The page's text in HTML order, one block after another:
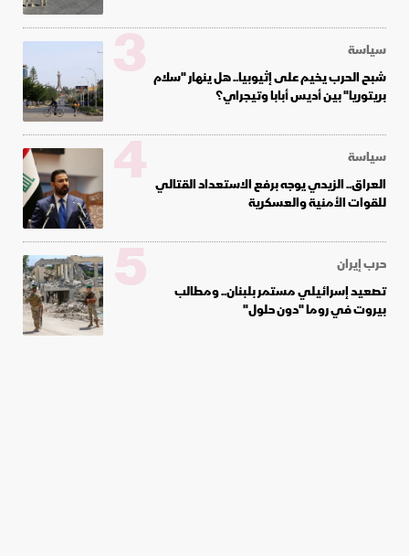
سياسة
شبح الحرب يخيم على إثيوبيا.. هل ينهار "سلام
بريتوريا" بين أديس أبابا وتيجراي؟
3
سياسة
العراق.. الزيدي يوجه برفع الاستعداد القتالي
للقوات الأمنية والعسكرية
4
حرب إيران
تصعيد إسرائيلي مستمر بلبنان.. ومطالب
بيروت في روما "دون حلول"
5